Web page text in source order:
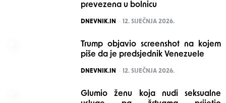
prevezena u bolnicu
POSTED
DNEVNIK.IN 12. SIJEČNJA 2026.
Trump objavio screenshot na kojem
piše da je predsjednik Venezuele
POSTED
DNEVNIK.IN 12. SIJEČNJA 2026.
Glumio ženu koja nudi seksualne